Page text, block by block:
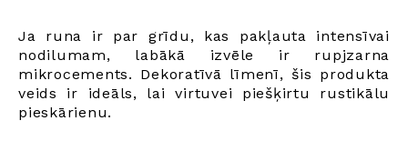
Ja runa ir par grīdu, kas pakļauta intensīvai
nodilumam, labākā izvēle ir rupjzarna
mikrocements. Dekoratīvā līmenī, šis produkta
veids ir ideāls, lai virtuvei piešķirtu rustikālu
pieskārienu.